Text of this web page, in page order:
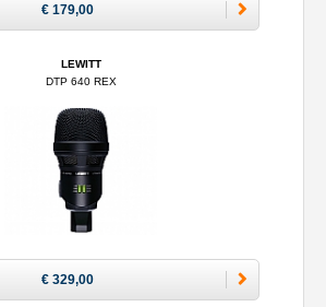
€ 179,00
LEWITT
DTP 640 REX
€ 329,00